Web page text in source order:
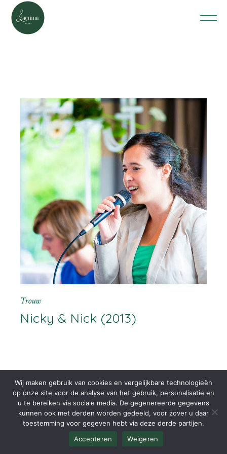
Trouw
Nicky & Nick (2013)
Wij maken gebruik van cookies en vergelijkbare technologieën
op onze site voor de analyse van het gebruik, personalisatie en
u te bereiken via sociale media. De gegenereerde gegevens
kunnen ook met derden worden gedeeld, voor zover u daar
toestemming voor gegeven hebt via deze derde partijen.
Accepteren
Weigeren